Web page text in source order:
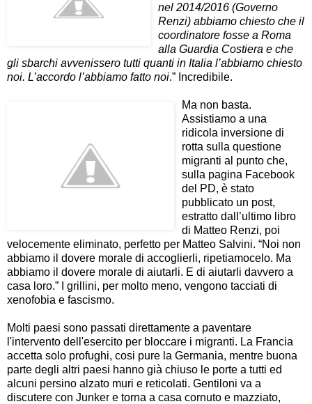
nel 2014/2016 (Governo
Renzi) abbiamo chiesto che il
coordinatore fosse a Roma
alla Guardia Costiera e che
gli sbarchi avvenissero tutti quanti in Italia l’abbiamo chiesto
noi. L’accordo l’abbiamo fatto noi.” Incredibile.
Ma non basta.
Assistiamo a una
ridicola inversione di
rotta sulla questione
migranti al punto che,
sulla pagina Facebook
del PD, è stato
pubblicato un post,
estratto dall’ultimo libro
di Matteo Renzi, poi
velocemente eliminato, perfetto per Matteo Salvini. “Noi non
abbiamo il dovere morale di accoglierli, ripetiamocelo. Ma
abbiamo il dovere morale di aiutarli. E di aiutarli davvero a
casa loro.” I grillini, per molto meno, vengono tacciati di
xenofobia e fascismo.
Molti paesi sono passati direttamente a paventare
l'intervento dell'esercito per bloccare i migranti. La Francia
accetta solo profughi, cosi pure la Germania, mentre buona
parte degli altri paesi hanno già chiuso le porte a tutti ed
alcuni persino alzato muri e reticolati. Gentiloni va a
discutere con Junker e torna a casa cornuto e mazziato,